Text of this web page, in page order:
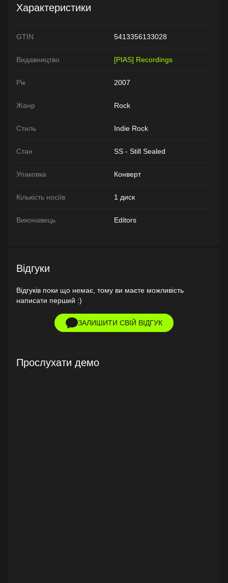
Характеристики
GTIN 5413356133028
Видавництво [PIAS] Recordings
Рік 2007
Жанр Rock
Стиль Indie Rock
Стан SS - Still Sealed
Упаковка Конверт
Кількість носіїв 1 диск
Виконавець Editors
Відгуки
Відгуків поки що немає, тому ви маєте можливість
написати перший :)
ЗАЛИШИТИ СВІЙ ВІДГУК
Прослухати демо